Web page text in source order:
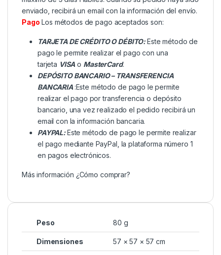
enviado, recibirá un email con la información del envío.
Pago Los métodos de pago aceptados son:
TARJETA DE CRÉDITO O DÉBITO:Este método de
pago le permite realizar el pago con una
tarjeta VISA o MasterCard.
DEPÓSITO BANCARIO – TRANSFERENCIA
BANCARIA :Este método de pago le permite
realizar el pago por transferencia o depósito
bancario, una vez realizado el pedido recibirá un
email con la información bancaria.
PAYPAL:Este método de pago le permite realizar
el pago mediante PayPal, la plataforma número 1
en pagos electrónicos.
Más información ¿Cómo comprar?
Peso 80 g
Dimensiones 57 × 57 × 57 cm